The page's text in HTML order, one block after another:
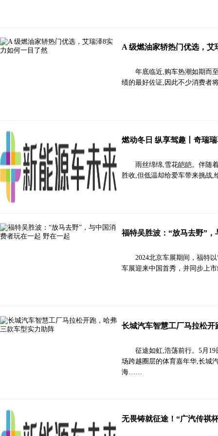
A 级燃油家轿热门优选，艾
年底临近,购车热潮如期而
绩的最好佐证,因此不少消费者
燃动冬日 纵享驾趣丨奇瑞
雨丝绵绵,雪花皑皑。伴随
胜收,但低温却给爱车带来挑战
福特吴胜波：“放马去野”
2024北京车展期间，福特
车展迎来中国首秀，并同步上
长城汽车智慧工厂马拉松
征途如虹,浩荡前行。5月
场跨越圈层的体育嘉年华,长城
海……
无畏铸就征途！“广汽传祺